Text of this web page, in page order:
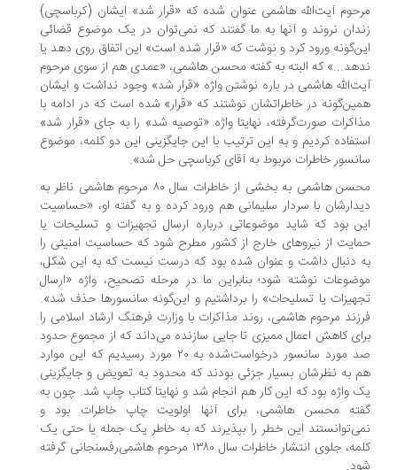
آیت‌الله هاشمی عنوان شده که «قرار شد» ایشان (کرباسچی)
نروند و آنها به ما گفتند که نمی‌توان در یک موضوع قضائی
ورود کرد و نوشت که «قرار شده است» این اتفاق روی دهد یا
که البته به گفته محسن هاشمی، «عمدی هم از سوی مرحوم
هاشمی در باره نوشتن واژه «قرار شد» وجود نداشت و ایشان
در خاطراتشان نوشتند که «قرار» شده است که در ادامه با
صورت‌گرفته، نهایتا واژه «توصیه شد» را به جای «قرار شد»
کردیم و به این ترتیب با این جایگزینی این دو کلمه، موضوع
خاطرات مربوط به آقای کرباسچی حل شد».
محسن هاشمی به بخشی از خاطرات سال ۸۰ مرحوم هاشمی ناظر به
با سردار سلیمانی هم ورود کرده و به گفته او، «حساسیت
بود که شاید موضوعاتی درباره ارسال تجهیزات و تسلیحات یا
از نیروهای خارج از کشور مطرح شود که حساسیت امنیتی را
دنبال داشت و عنوان شده بود که درست نیست که به این شکل،
نوشته شود؛ بنابراین ما در مرحله تصحیح، واژه «ارسال
یا تسلیحات» را برداشتیم و این‌گونه سانسورها حذف شد».
مرحوم هاشمی، روند مذاکرات با وزارت فرهنگ ارشاد اسلامی را
کاهش اعمال ممیزی تا جایی سازنده می‌داند که از مجموع حدود
صد مورد سانسور درخواست‌شده به ۲۰ مورد رسیدیم که این موارد
به نظرشان بسیار جزئی بودند که محدود به تعویض و جایگزینی
واژه بود که این کار هم انجام شد و نهایتا کتاب چاپ شد. چون به
محسن هاشمی، برای آنها اولویت چاپ خاطرات بود و
این خطر را بپذیرند که به خاطر یک جمله یا حتی یک
کلمه، جلوی انتشار خاطرات سال ۱۳۸۰ مرحوم هاشمی‌رفسنجانی گرفته